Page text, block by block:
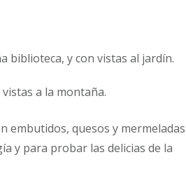
biblioteca, y con vistas al jardín.
a la montaña.
embutidos, quesos y mermeladas
y para probar las delicias de la